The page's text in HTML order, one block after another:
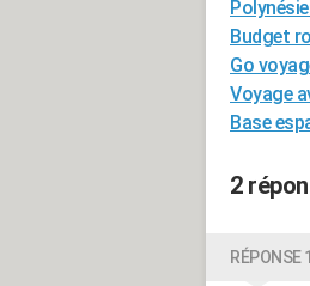
Budget
Go
Voyage
Base
2
RÉPONSE